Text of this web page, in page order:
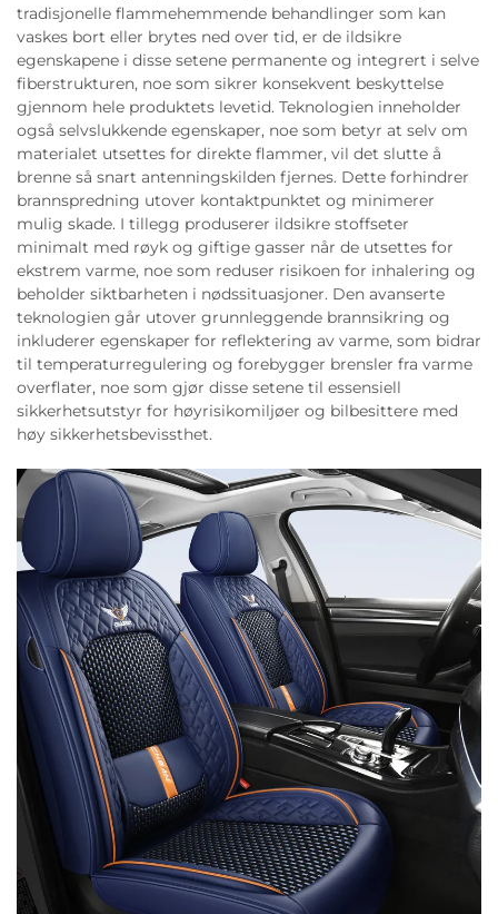
tradisjonelle flammehemmende behandlinger som kan
vaskes bort eller brytes ned over tid, er de ildsikre
egenskapene i disse setene permanente og integrert i selve
fiberstrukturen, noe som sikrer konsekvent beskyttelse
gjennom hele produktets levetid. Teknologien inneholder
også selvslukkende egenskaper, noe som betyr at selv om
materialet utsettes for direkte flammer, vil det slutte å
brenne så snart antenningskilden fjernes. Dette forhindrer
brannspredning utover kontaktpunktet og minimerer
mulig skade. I tillegg produserer ildsikre stoffseter
minimalt med røyk og giftige gasser når de utsettes for
ekstrem varme, noe som reduser risikoen for inhalering og
beholder siktbarheten i nødssituasjoner. Den avanserte
teknologien går utover grunnleggende brannsikring og
inkluderer egenskaper for reflektering av varme, som bidrar
til temperaturregulering og forebygger brensler fra varme
overflater, noe som gjør disse setene til essensiell
sikkerhetsutstyr for høyrisikomiljøer og bilbesittere med
høy sikkerhetsbevissthet.